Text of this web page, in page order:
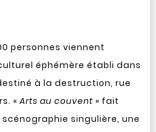
personnes viennent
éphémère établi dans
à la destruction, rue
«Arts au couvent» fait
singulière, une